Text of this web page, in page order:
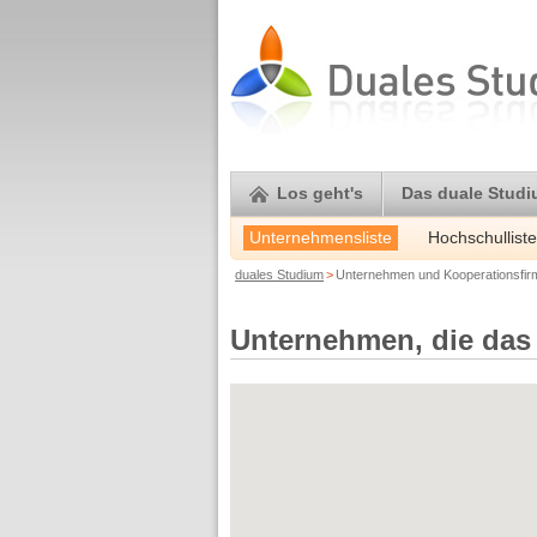
Los geht's Das duale
Unternehmensliste Hochschulliste
duales Studium> Unternehmen und
Unternehmen, die